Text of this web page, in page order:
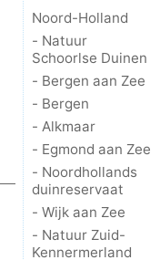
Noord-Holland
- Natuur
Schoorlse Duinen
- Bergen aan Zee
- Bergen
- Alkmaar
- Egmond aan Zee
- Noordhollands
duinreservaat
- Wijk aan Zee
- Natuur Zuid-
Kennermerland